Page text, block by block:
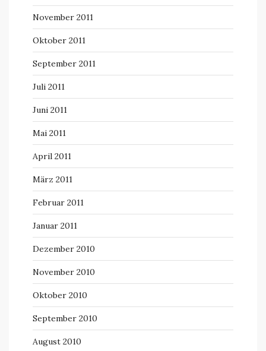
November 2011
Oktober 2011
September 2011
Juli 2011
Juni 2011
Mai 2011
April 2011
März 2011
Februar 2011
Januar 2011
Dezember 2010
November 2010
Oktober 2010
September 2010
August 2010